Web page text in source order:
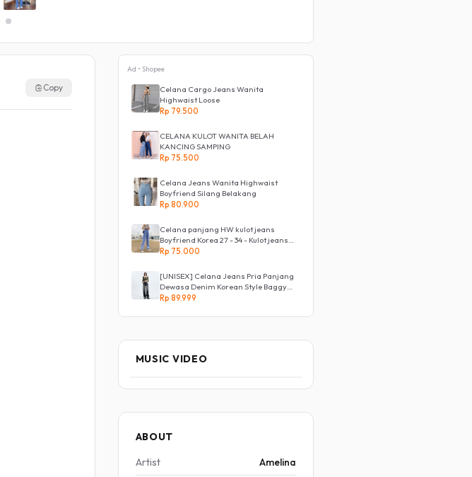
Copy
Ad • Shopee
Celana Cargo Jeans Wanita
Highwaist Loose
Rp 79.500
CELANA KULOT WANITA BELAH
KANCING SAMPING
Rp 75.500
Celana Jeans Wanita Highwaist
Boyfriend Silang Belakang
Rp 80.900
Celana panjang HW kulot jeans
Boyfriend Korea 27 - 34 - Kulot jeans
LOVE
Rp 75.000
[UNISEX] Celana Jeans Pria Panjang
Dewasa Denim Korean Style Baggy
Pants Jeans HighWaist Murah
Rp 89.999
MUSIC VIDEO
ABOUT
Artist
Amelina